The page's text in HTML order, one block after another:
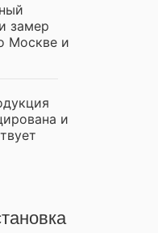
замер
Москве и
и